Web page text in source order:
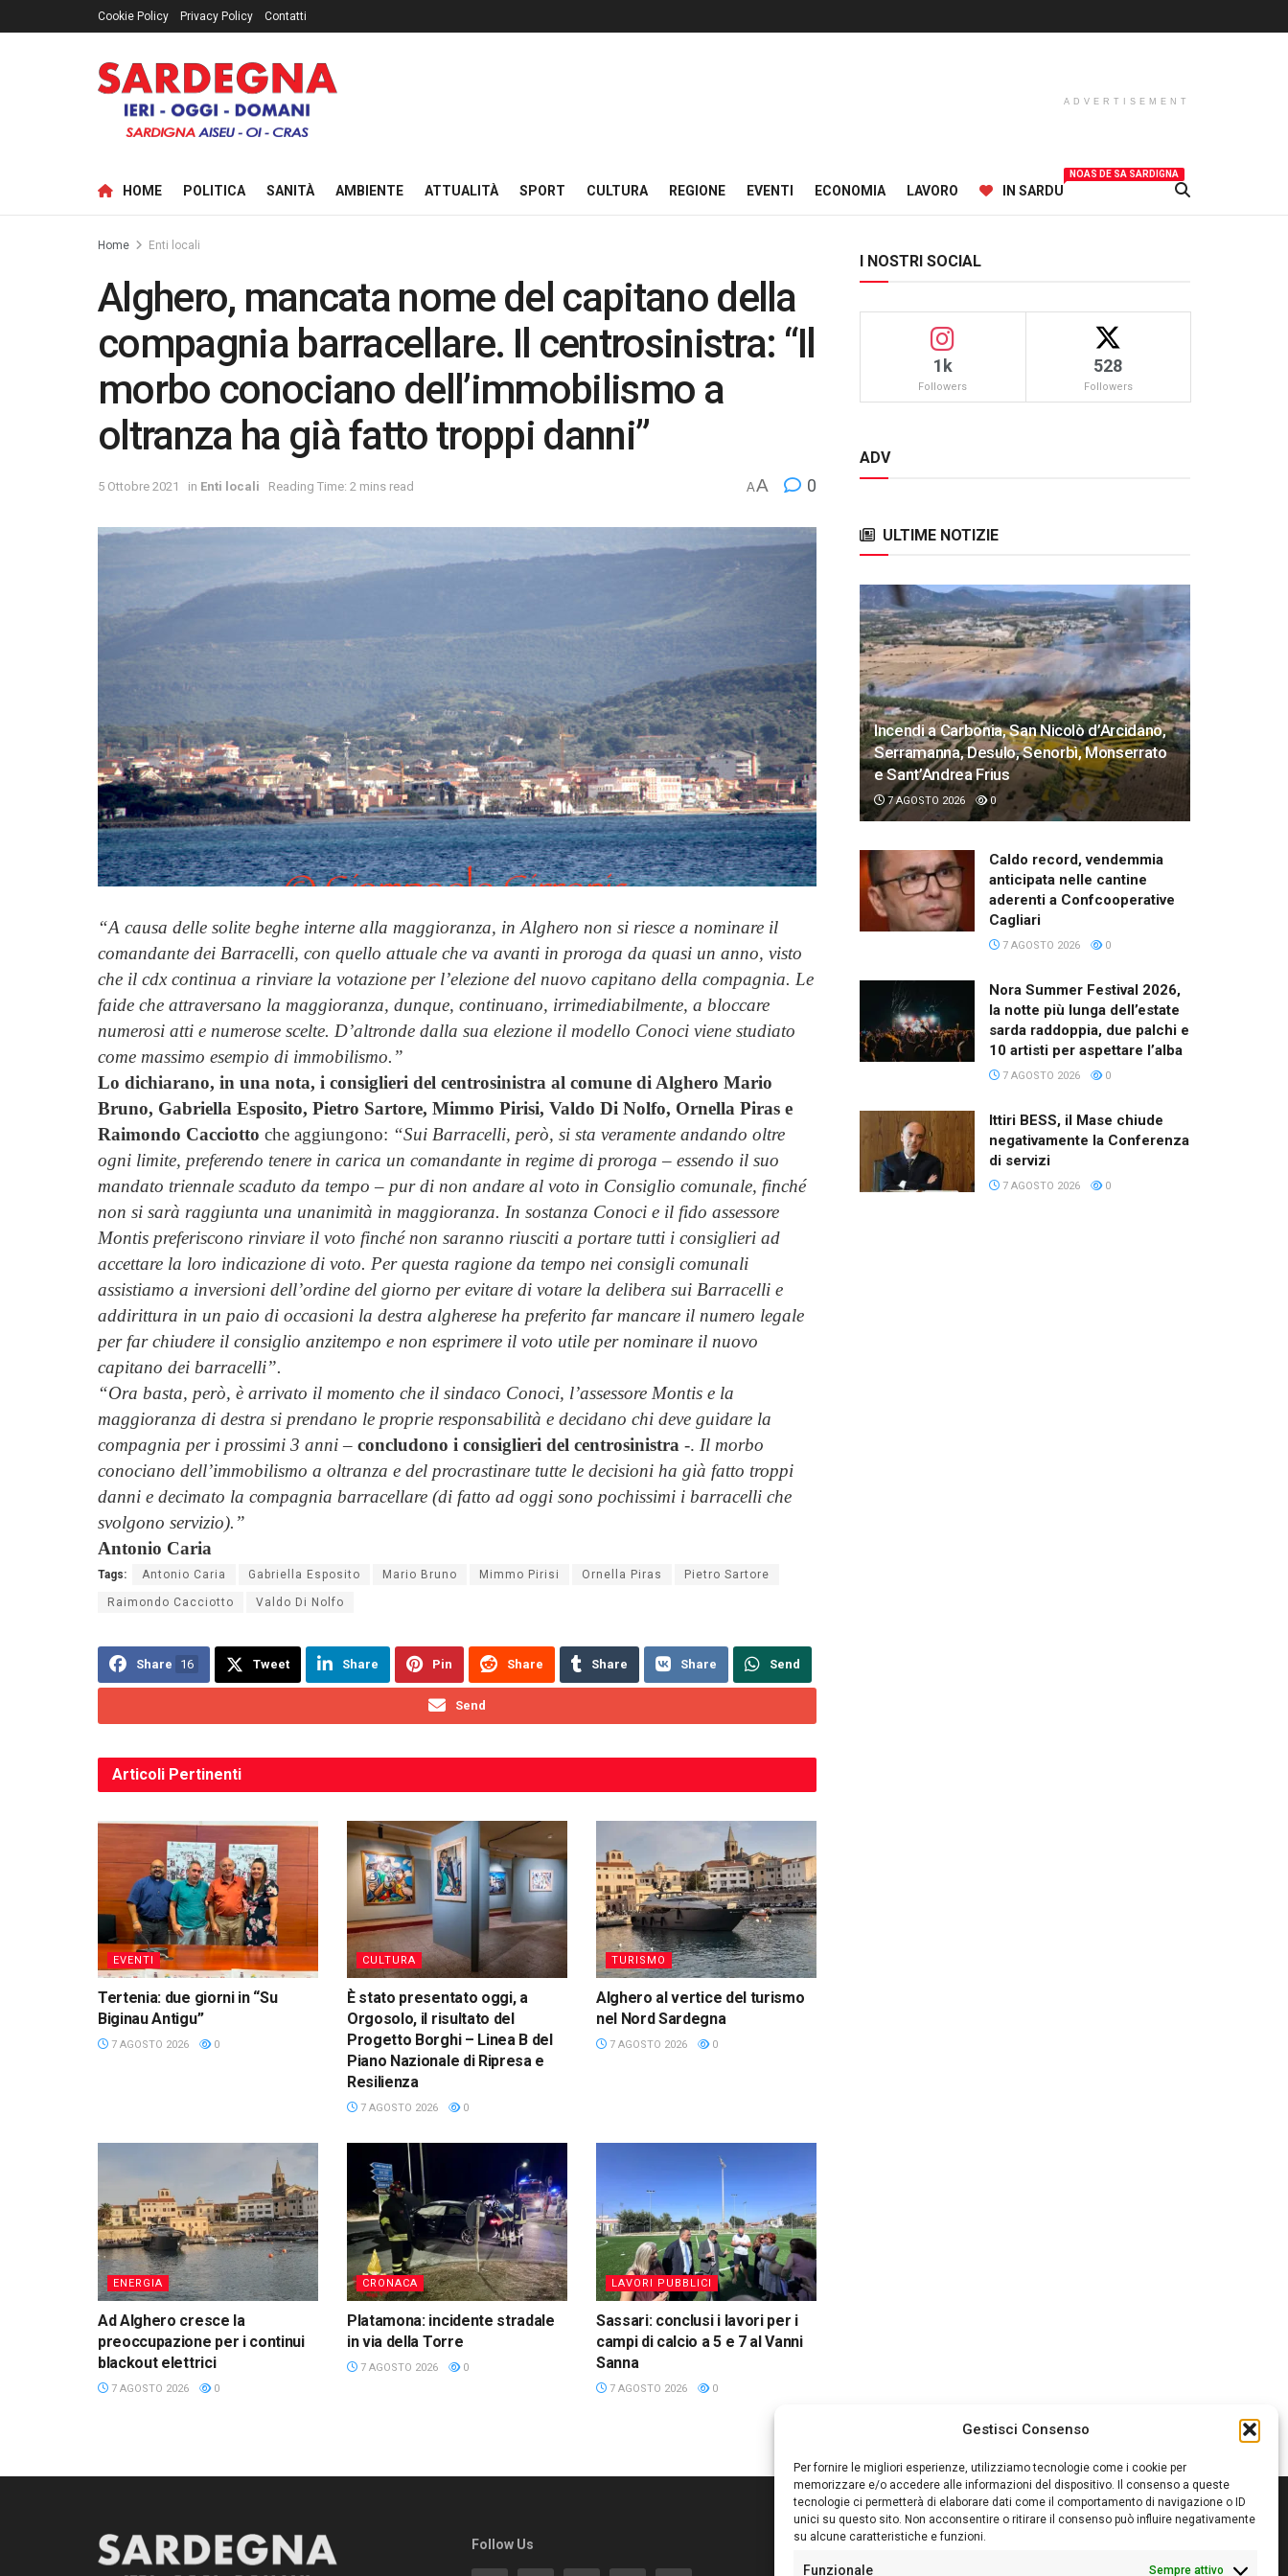
Gestisci Consenso
Per fornire le migliori esperienze, utilizziamo tecnologie come i cookie per
memorizzare e/o accedere alle informazioni del dispositivo. Il consenso a queste
tecnologie ci permetterà di elaborare dati come il comportamento di navigazione o ID
unici su questo sito. Non acconsentire o ritirare il consenso può influire negativamente
su alcune caratteristiche e funzioni.
Funzionale Sempre attivo
Cookie Policy Privacy Policy Contatti
ADVERTISEMENT
HOME POLITICA SANITÀ AMBIENTE ATTUALITÀ SPORT CULTURA REGIONE EVENTI ECONOMIA LAVORO IN SARDU
NOAS DE SA SARDIGNA
Home Enti locali
Alghero, mancata nome del capitano della
compagnia barracellare. Il centrosinistra: “Il
morbo conociano dell’immobilismo a
oltranza ha già fatto troppi danni”
5 Ottobre 2021 in Enti locali Reading Time: 2 mins read AA 0
“A causa delle solite beghe interne alla maggioranza, in Alghero non si riesce a nominare il
comandante dei Barracelli, con quello attuale che va avanti in proroga da quasi un anno, visto
che il cdx continua a rinviare la votazione per l’elezione del nuovo capitano della compagnia. Le
faide che attraversano la maggioranza, dunque, continuano, irrimediabilmente, a bloccare
numerosi atti e numerose scelte. D’altronde dalla sua elezione il modello Conoci viene studiato
come massimo esempio di immobilismo.”
Lo dichiarano, in una nota, i consiglieri del centrosinistra al comune di Alghero Mario
Bruno, Gabriella Esposito, Pietro Sartore, Mimmo Pirisi, Valdo Di Nolfo, Ornella Piras e
Raimondo Cacciotto che aggiungono: “Sui Barracelli, però, si sta veramente andando oltre
ogni limite, preferendo tenere in carica un comandante in regime di proroga – essendo il suo
mandato triennale scaduto da tempo – pur di non andare al voto in Consiglio comunale, finché
non si sarà raggiunta una unanimità in maggioranza. In sostanza Conoci e il fido assessore
Montis preferiscono rinviare il voto finché non saranno riusciti a portare tutti i consiglieri ad
accettare la loro indicazione di voto. Per questa ragione da tempo nei consigli comunali
assistiamo a inversioni dell’ordine del giorno per evitare di votare la delibera sui Barracelli e
addirittura in un paio di occasioni la destra algherese ha preferito far mancare il numero legale
per far chiudere il consiglio anzitempo e non esprimere il voto utile per nominare il nuovo
capitano dei barracelli”.
“Ora basta, però, è arrivato il momento che il sindaco Conoci, l’assessore Montis e la
maggioranza di destra si prendano le proprie responsabilità e decidano chi deve guidare la
compagnia per i prossimi 3 anni– concludono i consiglieri del centrosinistra -. Il morbo
conociano dell’immobilismo a oltranza e del procrastinare tutte le decisioni ha già fatto troppi
danni e decimato la compagnia barracellare (di fatto ad oggi sono pochissimi i barracelli che
svolgono servizio).”
Antonio Caria
Tags: Antonio Caria Gabriella Esposito Mario Bruno Mimmo Pirisi Ornella Piras Pietro Sartore
Raimondo Cacciotto Valdo Di Nolfo
Share 16 Tweet Share Pin Share Share Share Send
Send
Articoli Pertinenti
EVENTI
Tertenia: due giorni in “Su
Biginau Antigu”
7 AGOSTO 2026 0
CULTURA
È stato presentato oggi, a
Orgosolo, il risultato del
Progetto Borghi – Linea B del
Piano Nazionale di Ripresa e
Resilienza
7 AGOSTO 2026 0
TURISMO
Alghero al vertice del turismo
nel Nord Sardegna
7 AGOSTO 2026 0
ENERGIA
Ad Alghero cresce la
preoccupazione per i continui
blackout elettrici
7 AGOSTO 2026 0
CRONACA
Platamona: incidente stradale
in via della Torre
7 AGOSTO 2026 0
LAVORI PUBBLICI
Sassari: conclusi i lavori per i
campi di calcio a 5 e 7 al Vanni
Sanna
7 AGOSTO 2026 0
I NOSTRI SOCIAL
1k
Followers
528
Followers
ADV
ULTIME NOTIZIE
Incendi a Carbonia, San Nicolò d’Arcidano,
Serramanna, Desulo, Senorbì, Monserrato
e Sant’Andrea Frius
7 AGOSTO 2026 0
Caldo record, vendemmia
anticipata nelle cantine
aderenti a Confcooperative
Cagliari
7 AGOSTO 2026 0
Nora Summer Festival 2026,
la notte più lunga dell’estate
sarda raddoppia, due palchi e
10 artisti per aspettare l’alba
7 AGOSTO 2026 0
Ittiri BESS, il Mase chiude
negativamente la Conferenza
di servizi
7 AGOSTO 2026 0
Follow Us Editore:Giampaolo Cirronis Ditta individuale
Sede: